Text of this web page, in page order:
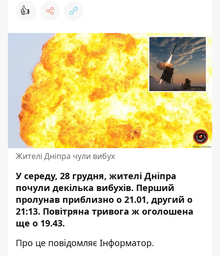
👍
Жителі Дніпра чули вибух
У середу, 28 грудня, жителі Дніпра
почули декілька вибухів. Перший
пролунав приблизно о 21.01, другий о
21:13. Повітряна тривога ж оголошена
ще о 19.43.
Про це повідомляє Інформатор.